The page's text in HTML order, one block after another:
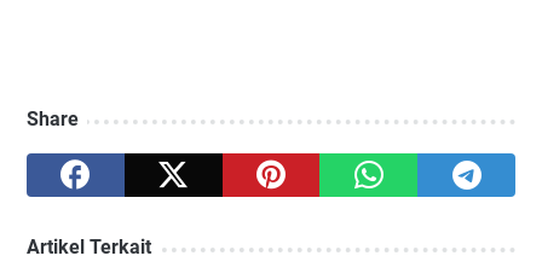
Share
Artikel Terkait